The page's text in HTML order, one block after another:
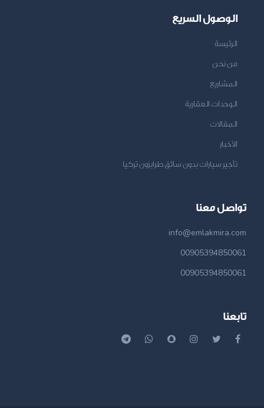
الوصول السريع
الرئيسة
من نحن
المشاريع
الوحدات العقارية
المقالات
الأخبار
تأجير سيارات بدون سائق طرابزون تركيا
تواصل معنا
info@emlakmira.com
00905394850061
00905394850061
تابعنا